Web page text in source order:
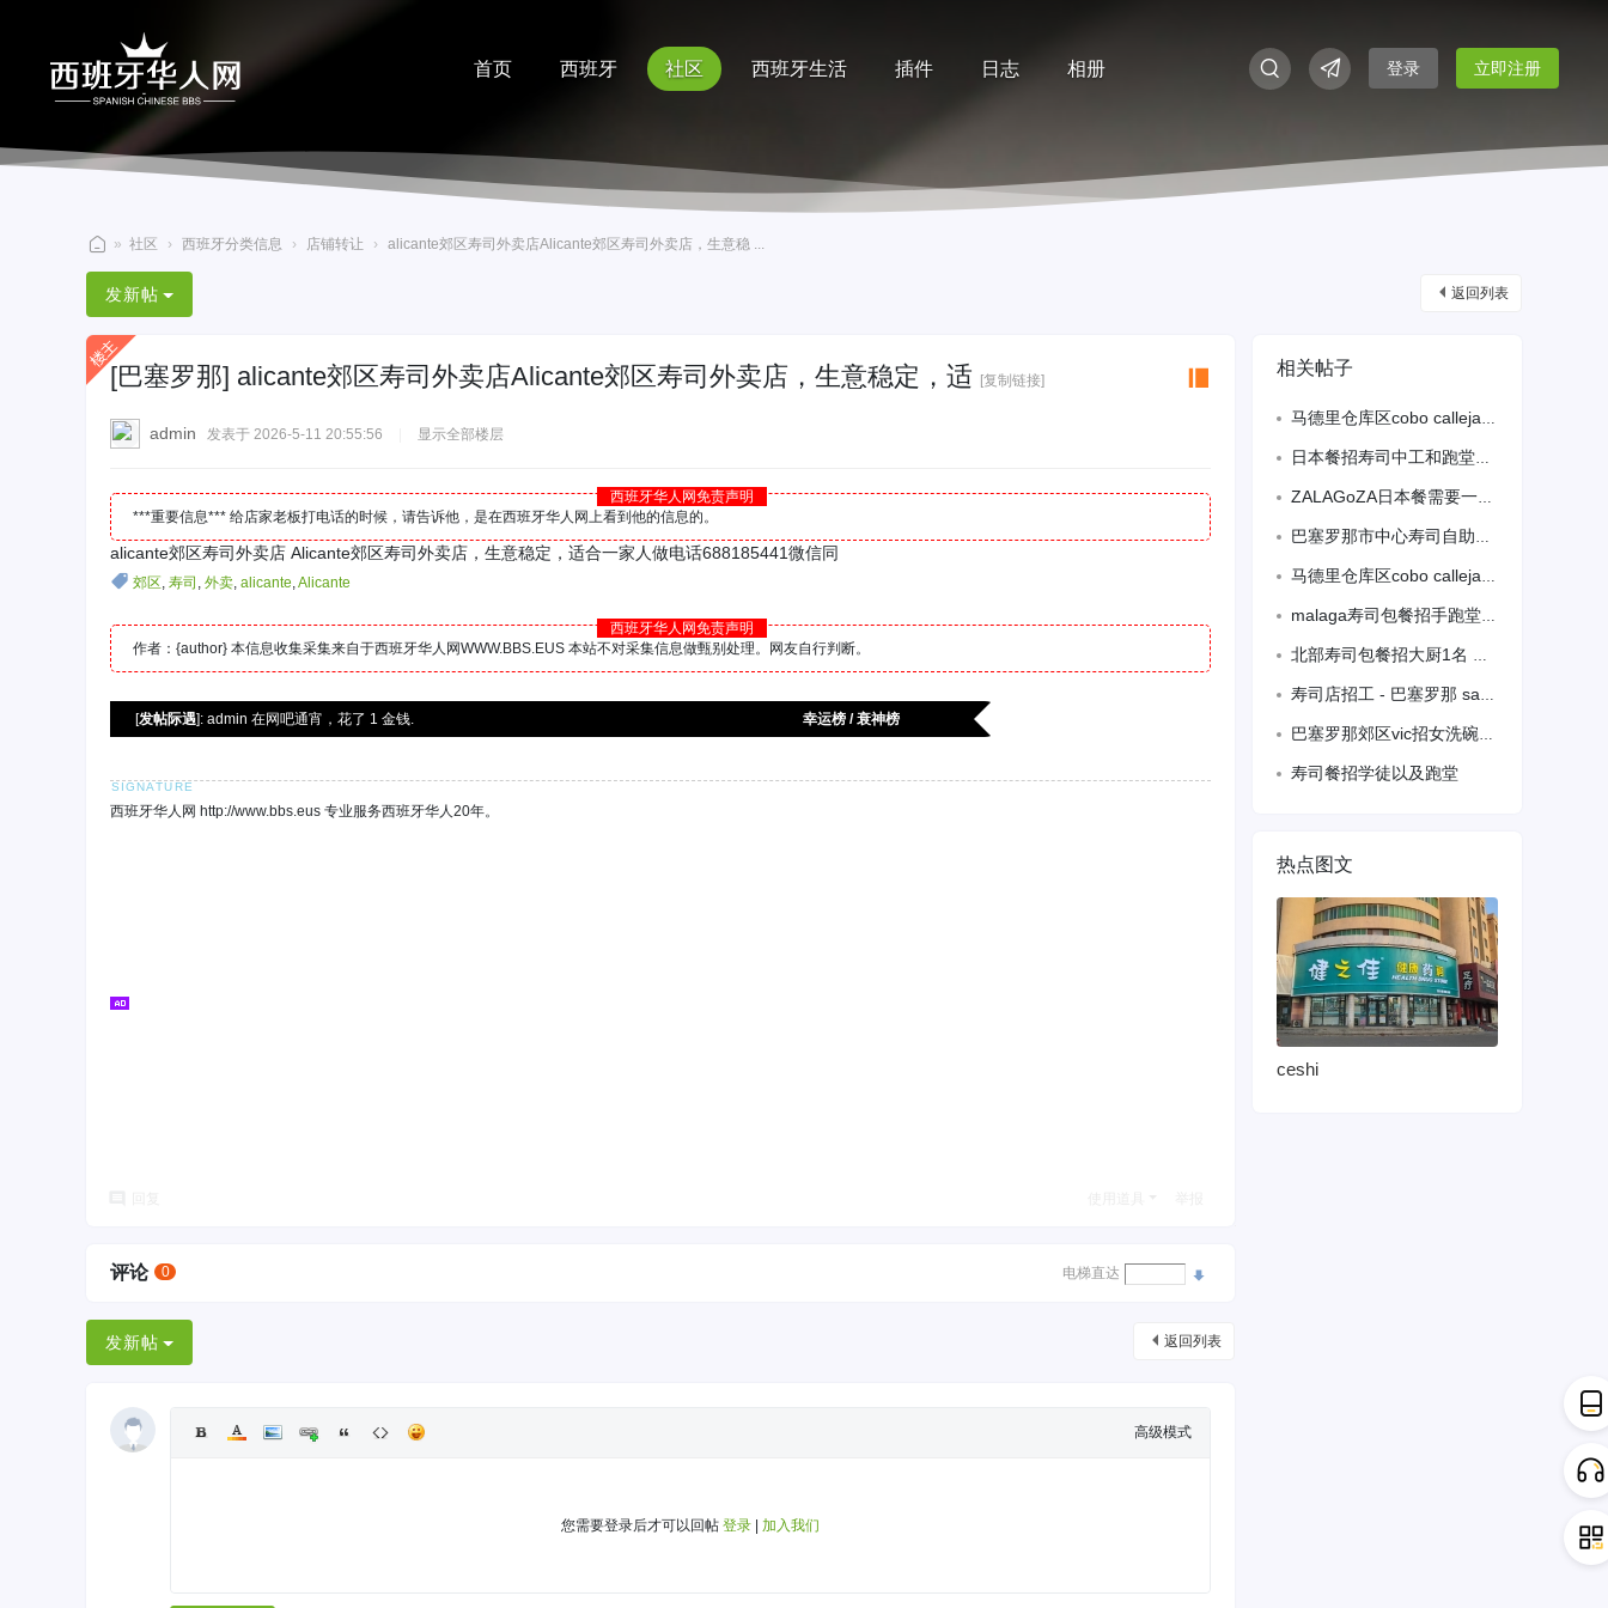
首页 西班牙 社区 西班牙生活 插件 日志 相册 登录 立即注册
西
班
牙
华
» 社区 › 西班牙分类信息 › 店铺转让 › alicante郊区寿司外卖店Alicante郊区寿司外卖店，生意稳 ...
返回列表
发新帖
[巴塞罗那] alicante郊区寿司外卖店Alicante郊区寿司外卖店，生意稳定，适 [复制链接]
admin 发表于 2026-5-11 20:55:56 显示全部楼层
西班牙华人网免责声明
***重要信息*** 给店家老板打电话的时候，请告诉他，是在西班牙华人网上看到他的信息的。
alicante郊区寿司外卖店 Alicante郊区寿司外卖店，生意稳定，适合一家人做电话688185441微信同
郊区, 寿司 , 外卖, alicante,Alicante
西班牙华人网免责声明
作者：{author} 本信息收集采集来自于西班牙华人网WWW.BBS.EUS 本站不对采集信息做甄别处理。网友自行判断。
[发帖际遇]: admin 在网吧通宵，花了 1 金钱. 幸运榜 / 衰神榜
西班牙华人网 http://www.bbs.eus 专业服务西班牙华人20年。
评论 0 电梯直达
返回列表
发新帖
高级模式
您需要登录后才可以回帖 登录 加入我们
相关帖子
马德里仓库区cobo calleja中午需要兼职外卖员
日本餐招寿司中工和跑堂，备居留652582168
ZALAGoZA日本餐需要一名熟练寿司包卷工熟练跑堂备有居留联系电话655352
巴塞罗那市中心寿司自助餐诚聘寿司中工
马德里仓库区cobo calleja 中午需要兼职外卖员需要有车，周一到周五，大
malaga寿司包餐招手跑堂，寿司包卷，待遇优
北部寿司包餐招大厨1名 包吃住，待遇优，备居留，全保！
寿司店招工 - 巴塞罗那 sabadell 674610888
巴塞罗那郊区vic招女洗碗工加打杂，需要备居留，可以包吃住，详
寿司餐招学徒以及跑堂
热点图文
ceshi